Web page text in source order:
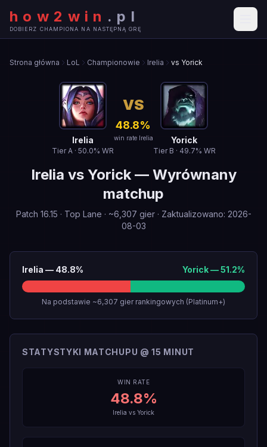
how2win . pl
DOBIERZ CHAMPIONA NA NASTĘPNĄ GRĘ
Strona główna LoL Championowie Irelia vs Yorick
Irelia
TierA· 50.0% WR
VS
48.8%
win rate Irelia Yorick
Tier B · 49.7% WR
Irelia vs Yorick— Wyrównany
matchup
Patch 16.15 · Top Lane · ~6,307 gier· Zaktualizowano: 2026-
08-03
Irelia — 48.8% Yorick—51.2%
Na podstawie ~6,307 gier rankingowych (Platinum+)
STATYSTYKI MATCHUPU @ 15 MINUT
WIN RATE
48.8%
Irelia vs Yorick